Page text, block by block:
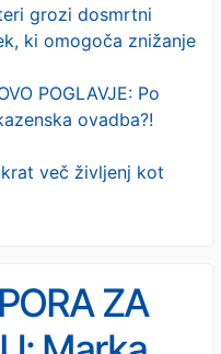
grozi dosmrtni
ki omogoča znižanje
POGLAVJE: Po
ovadba?!
več življenj kot
ZA